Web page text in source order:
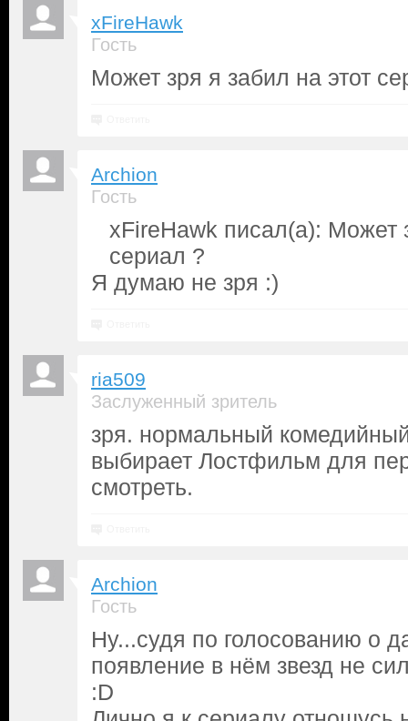
xFireHawk
Гость
Может зря я забил на этот
Archion
Гость
xFireHawk писал(а): Может
сериал ?
Я думаю не зря :)
ria509
Заслуженный зритель
зря. нормальный
выбирает Лостфильм для
смотреть.
Archion
Гость
Ну...судя по голосованию о
появление в нём звезд не
:D